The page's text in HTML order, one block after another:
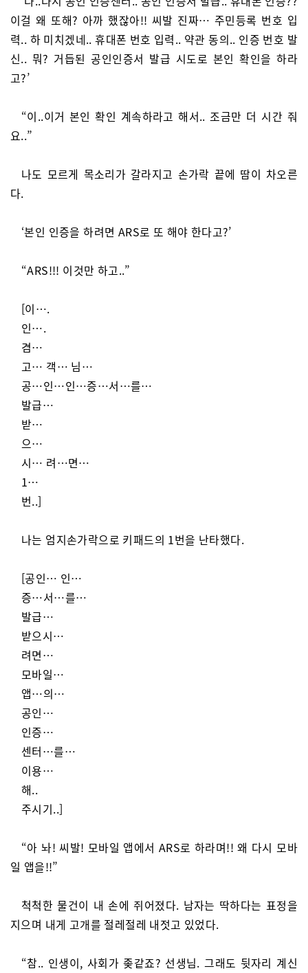
이걸 왜 또해? 아까 했잖아!! 씨발 진짜… 주민등록 번호 입
력.. 하 미치겠네.. 휴대폰 번호 입력.. 약관 동의.. 인증 번호 발
신.. 뭐? 거듭된 공인인증서 발급 시도로 본인 확인을 하라
고?’
“이..이거 본인 확인 계속하라고 해서.. 조금만 더 시간 줘
요..”
나도 모르게 목소리가 갈라지고 손가락 끝에 땀이 차오른
다.
‘본인 인증을 하려면 ARS로 또 해야 한다고?’
“ARS!!! 이것만 하고..”
[이….
인….
겸…
고… 객… 님…
공…인…인…증…서…를…
발급…
받…
으…
시… 려…면…
1…
번..]
나는 엄지손가락으로 키패드의 1번을 난타했다.
[공인… 인…
증…서…를…
발급…
받으시…
려면…
모바일…
앱…의…
공인…
인증…
센터…를…
이용…
해..
주시기..]
“아 놔! 씨발! 모바일 앱에서 ARS로 하라며!! 왜 다시 모바
일 앱을!!”
척척한 물건이 내 손에 쥐어졌다. 남자는 딱하다는 표정을
지으며 내게 고개를 절레절레 내젓고 있었다.
“참.. 인생이, 사회가 좆같죠? 선생님. 그래도 뒷자리 계신